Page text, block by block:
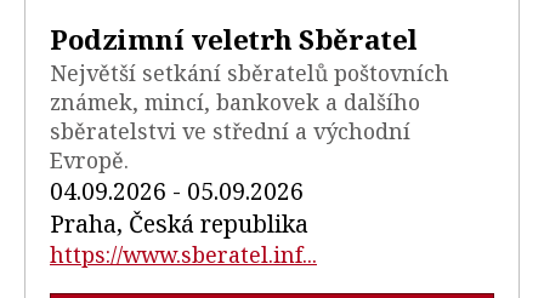
Podzimní veletrh Sběratel
Největší setkání sběratelů poštovních
známek, mincí, bankovek a dalšího
sběratelstvi ve střední a východní
Evropě.
04.09.2026 - 05.09.2026
Praha, Česká republika
https://www.sberatel.inf...